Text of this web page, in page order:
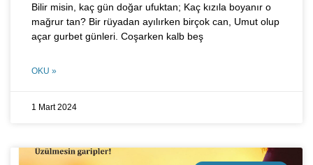
Bilir misin, kaç gün doğar ufuktan; Kaç kızıla boyanır o
mağrur tan? Bir rüyadan ayılırken birçok can, Umut olup
açar gurbet günleri. Coşarken kalb beş
OKU »
1 Mart 2024